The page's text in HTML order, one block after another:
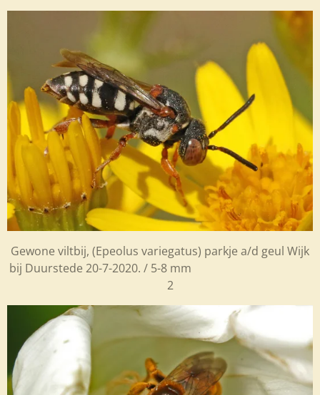
Gewone viltbij, (Epeolus variegatus) parkje a/d geul Wijk
bij Duurstede 20-7-2020. / 5-8 mm
2